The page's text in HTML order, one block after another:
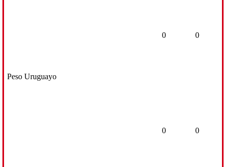
Peso Uruguayo
0 0
0 0